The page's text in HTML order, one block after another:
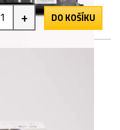
+ DO KOŠÍKU